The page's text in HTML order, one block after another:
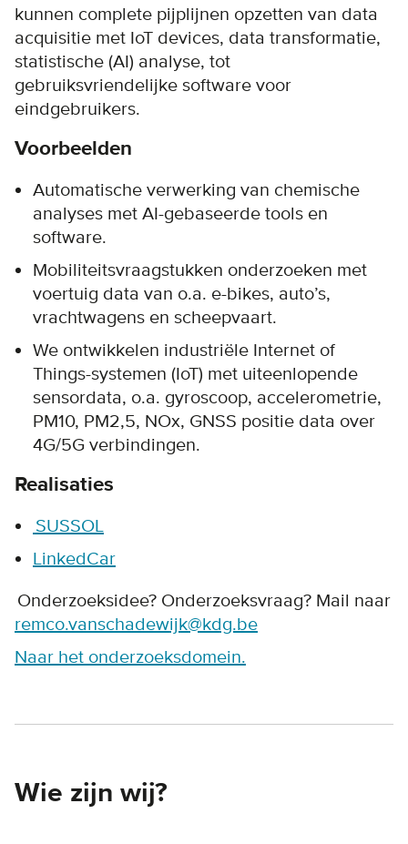
kunnen complete pijplijnen opzetten van data
acquisitie met IoT devices, data transformatie,
statistische (AI) analyse, tot
gebruiksvriendelijke software voor
eindgebruikers.
Voorbeelden
Automatische verwerking van chemische
analyses met AI-gebaseerde tools en
software.
Mobiliteitsvraagstukken onderzoeken met
voertuig data van o.a. e-bikes, auto’s,
vrachtwagens en scheepvaart.
We ontwikkelen industriële Internet of
Things-systemen (IoT) met uiteenlopende
sensordata, o.a. gyroscoop, accelerometrie,
PM10, PM2,5, NOx, GNSS positie data over
4G/5G verbindingen.
Realisaties
SUSSOL
LinkedCar
Onderzoeksidee? Onderzoeksvraag? Mail naar
remco.vanschadewijk@kdg.be
Naar het onderzoeksdomein.
Wie zijn wij?